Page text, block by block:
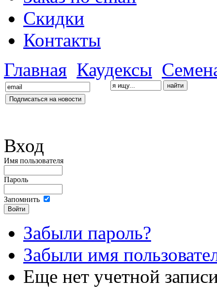
Скидки
Контакты
Главная Каудексы
Вход
Имя пользователя
Пароль
Запомнить
Забыли пароль?
Забыли имя
Еще нет учетной